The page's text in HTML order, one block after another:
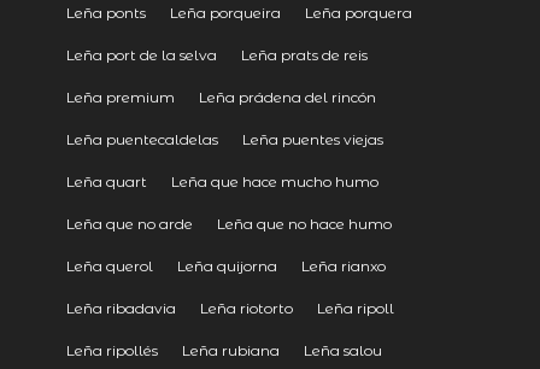
Leña ponts Leña porqueira Leña porquera
Leña port de la selva Leña prats de reis
Leña premium Leña prádena del rincón
Leña puentecaldelas Leña puentes viejas
Leña quart Leña que hace mucho humo
Leña que no arde Leña que no hace humo
Leña querol Leña quijorna Leña rianxo
Leña ribadavia Leña riotorto Leña ripoll
Leña ripollés Leña rubiana Leña salou